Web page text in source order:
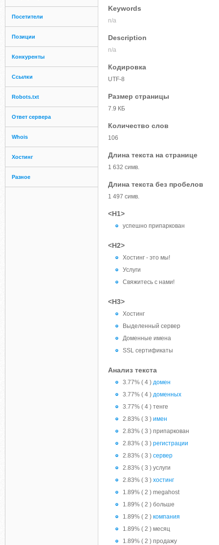
Посетители
Позиции
Конкуренты
Ссылки
Robots.txt
Ответ сервера
Whois
Хостинг
Разное
Keywords
n/a
Description
n/a
Кодировка
UTF-8
Размер страницы
7.9 КБ
Количество слов
106
Длина текста на странице
1 632 симв.
Длина текста без пробелов
1 497 симв.
<H1>
успешно припаркован
<H2>
Хостинг - это мы!
Услуги
Свяжитесь с нами!
<H3>
Хостинг
Выделенный сервер
Доменные имена
SSL сертификаты
Анализ текста
3.77% ( 4 ) домен
3.77% ( 4 ) доменных
3.77% ( 4 ) тенге
2.83% ( 3 ) имен
2.83% ( 3 ) припаркован
2.83% ( 3 ) регистрации
2.83% ( 3 ) сервер
2.83% ( 3 ) услуги
2.83% ( 3 ) хостинг
1.89% ( 2 ) megahost
1.89% ( 2 ) больше
1.89% ( 2 ) компания
1.89% ( 2 ) месяц
1.89% ( 2 ) продажу